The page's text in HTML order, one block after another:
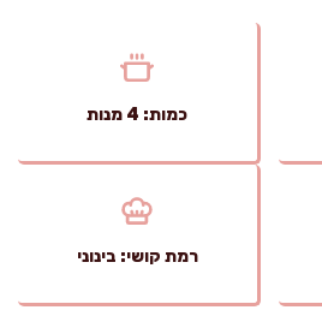
כמות: 4 מנות
רמת קושי: בינוני